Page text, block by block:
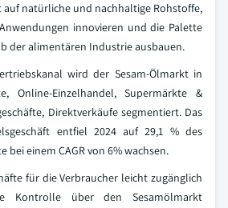
natürliche und nachhaltige Rohstoffe,
innovieren und die Palette
der alimentären Industrie ausbauen.
wird der Sesam-Ölmarkt in
Online-Einzelhandel, Supermärkte &
Direktverkäufe segmentiert. Das
entfiel 2024 auf 29,1 % des
einem CAGR von 6% wachsen.
für die Verbraucher leicht zugänglich
Kontrolle über den Sesamölmarkt